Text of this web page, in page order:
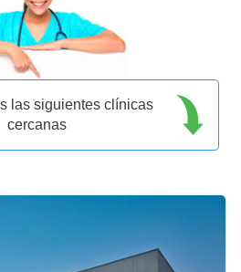
las siguientes clínicas
cercanas